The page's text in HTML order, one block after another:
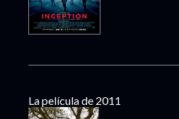
La película de 2011